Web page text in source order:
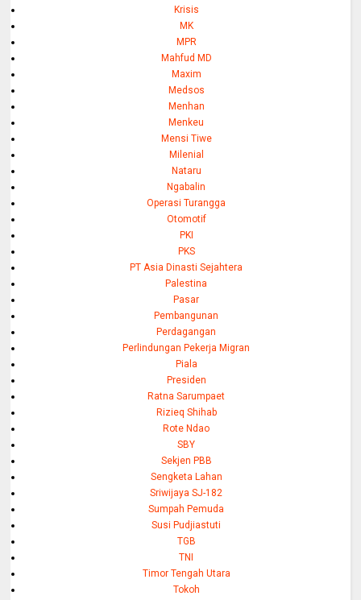
Krisis
MK
MPR
Mahfud MD
Maxim
Medsos
Menhan
Menkeu
Mensi Tiwe
Milenial
Nataru
Ngabalin
Operasi Turangga
Otomotif
PKI
PKS
PT Asia Dinasti Sejahtera
Palestina
Pasar
Pembangunan
Perdagangan
Perlindungan Pekerja Migran
Piala
Presiden
Ratna Sarumpaet
Rizieq Shihab
Rote Ndao
SBY
Sekjen PBB
Sengketa Lahan
Sriwijaya SJ-182
Sumpah Pemuda
Susi Pudjiastuti
TGB
TNI
Timor Tengah Utara
Tokoh